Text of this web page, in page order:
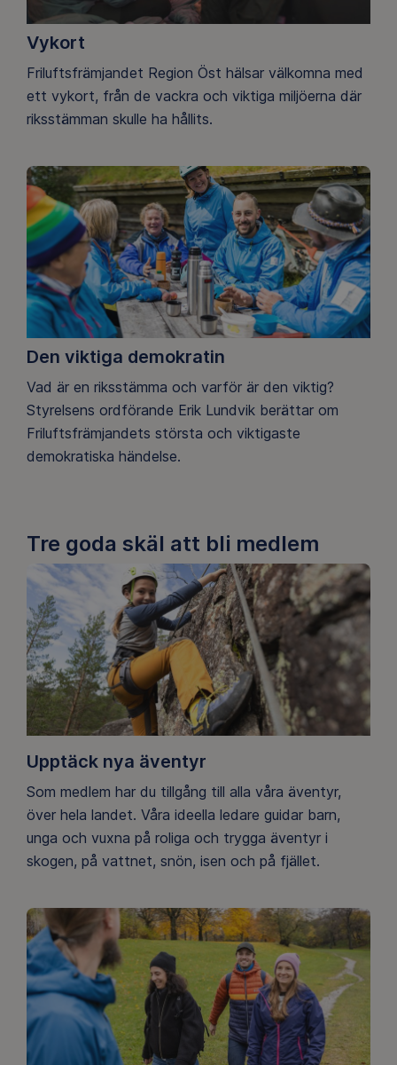
Vykort
Friluftsfrämjandet Region Öst hälsar välkomna med
ett vykort, från de vackra och viktiga miljöerna där
riksstämman skulle ha hållits.
Den viktiga demokratin
Vad är en riksstämma och varför är den viktig?
Styrelsens ordförande Erik Lundvik berättar om
Friluftsfrämjandets största och viktigaste
demokratiska händelse.
Tre goda skäl att bli medlem
Upptäck nya äventyr
Som medlem har du tillgång till alla våra äventyr,
över hela landet. Våra ideella ledare guidar barn,
unga och vuxna på roliga och trygga äventyr i
skogen, på vattnet, snön, isen och på fjället.